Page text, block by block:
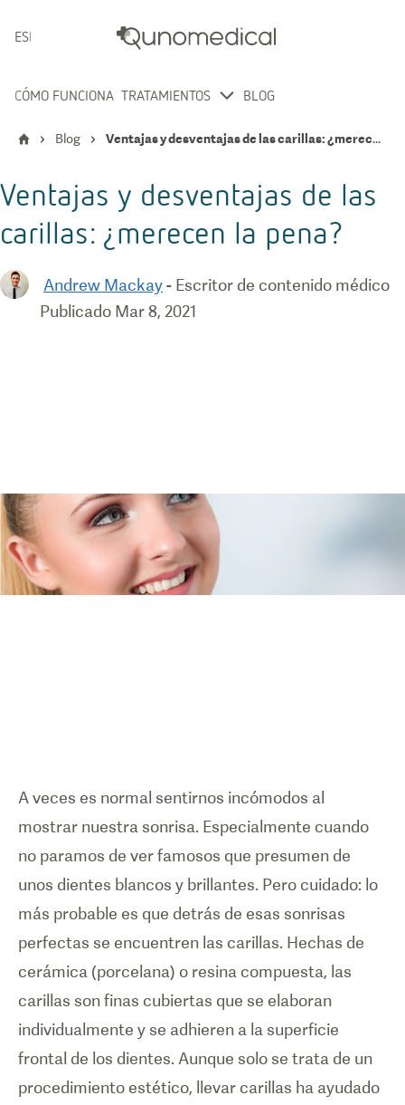
ESPAÑOL
CÓMO FUNCIONA TRATAMIENTOS BLOG
Blog Ventajas y desventajas de las carillas: ¿merecen la pena?
Ventajas y desventajas de las
carillas: ¿merecen la pena?
Andrew Mackay- Escritor de contenido médico
Publicado Mar 8, 2021
A veces es normal sentirnos incómodos al
mostrar nuestra sonrisa. Especialmente cuando
no paramos de ver famosos que presumen de
unos dientes blancos y brillantes. Pero cuidado: lo
más probable es que detrás de esas sonrisas
perfectas se encuentren las carillas. Hechas de
cerámica (porcelana) o resina compuesta, las
carillas son finas cubiertas que se elaboran
individualmente y se adhieren a la superficie
frontal de los dientes. Aunque solo se trata de un
procedimiento estético, llevar carillas ha ayudado